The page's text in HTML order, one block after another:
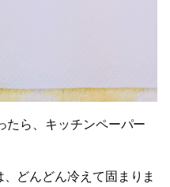
たら、キッチンペーパー
どんどん冷えて固まりま